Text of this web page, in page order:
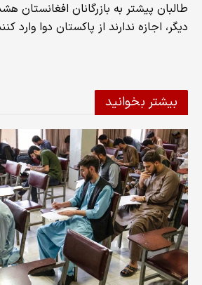
طالبان پیشتر به بازرگانان افغانستان
دیگر، اجازه ندارند از پاکستان دوا وارد
بیشتر بخوانید